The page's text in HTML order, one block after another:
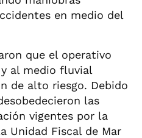
en medio del
que el operativo
al medio fluvial
de alto riesgo. Debido
las
vigentes por la
Unidad Fiscal de Mar